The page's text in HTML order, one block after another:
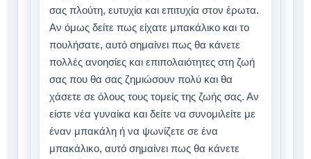
σας πλούτη, ευτυχία και επιτυχία στον έρωτα.
Αν όμως δείτε πως είχατε μπακάλικο και το
πουλήσατε, αυτό σημαίνει πως θα κάνετε
πολλές ανοησίες και επιπολαιότητες στη ζωή
σας που θα σας ζημιώσουν πολύ και θα
χάσετε σε όλους τους τομείς της ζωής σας. Αν
είστε νέα γυναίκα και δείτε να συνομιλείτε με
έναν μπακάλη ή να ψωνίζετε σε ένα
μπακάλικο, αυτό σημαίνει πως θα κάνετε